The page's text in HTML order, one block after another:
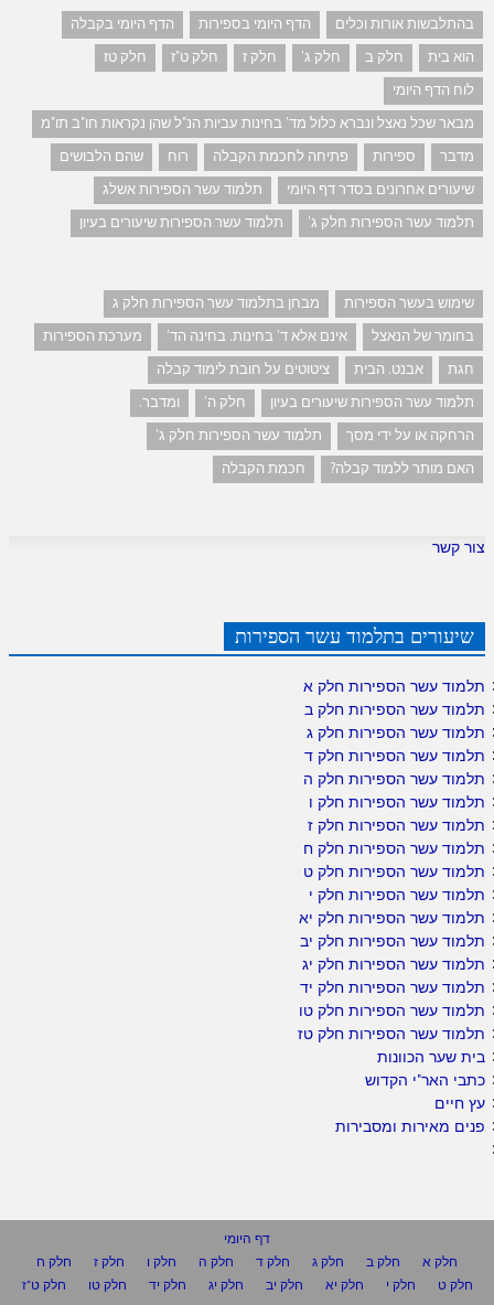
בהתלבשות אורות וכלים הדף היומי בספירות
הדף היומי בקבלה
הוא בית
חלק ב חלק ג' חלק ז חלק ט"ז
חלק טז
לוח הדף היומי
מבאר שכל נאצל ונברא כלול מד' בחינות עביות הנ"ל שהן נקראות חו"ב תו"מ
מדבר
ספירות פתיחה לחכמת הקבלה רוח
שהם הלבושים
שיעורים אחרונים בסדר דף היומי
תלמוד עשר הספירות אשלג
תלמוד עשר הספירות חלק ג'
תלמוד עשר הספירות שיעורים בעיון
שימוש בעשר הספירות
מבחן בתלמוד עשר הספירות חלק ג
בחומר של הנאצל
אינם אלא ד' בחינות. בחינה הד'
מערכת הספירות
חגת
אבנט. הבית
ציטוטים על חובת לימוד קבלה
תלמוד עשר הספירות שיעורים בעיון
חלק ה'
ומדבר.
הרחקה או על ידי מסך
תלמוד עשר הספירות חלק ג'
האם מותר ללמוד קבלה?
חכמת הקבלה
צור קשר
שיעורים בתלמוד עשר הספירות
תלמוד עשר הספירות חלק א
תלמוד עשר הספירות חלק ב
תלמוד עשר הספירות חלק ג
תלמוד עשר הספירות חלק ד
תלמוד עשר הספירות חלק ה
תלמוד עשר הספירות חלק ו
תלמוד עשר הספירות חלק ז
תלמוד עשר הספירות חלק ח
תלמוד עשר הספירות חלק ט
תלמוד עשר הספירות חלק י
תלמוד עשר הספירות חלק יא
תלמוד עשר הספירות חלק יב
תלמוד עשר הספירות חלק יג
תלמוד עשר הספירות חלק יד
תלמוד עשר הספירות חלק טו
תלמוד עשר הספירות חלק טז
בית שער הכוונות
כתבי האר"י הקדוש
עץ חיים
פנים מאירות ומסבירות
דף היומי
חלק א
חלק ב חלק ג חלק ד חלק ה חלק ו חלק ז
חלק ח
חלק ט
חלק י חלק יא חלק יב חלק יג חלק יד חלק טו
חלק ט"ז